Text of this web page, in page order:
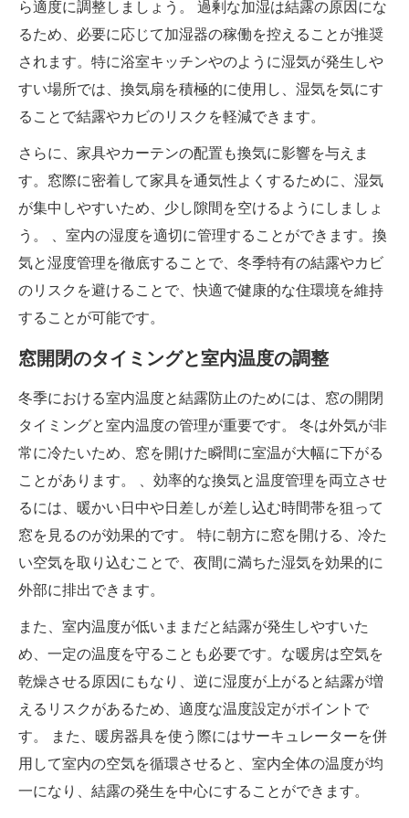
ら適度に調整しましょう。 過剰な加湿は結露の原因にな
るため、必要に応じて加湿器の稼働を控えることが推奨
されます。特に浴室キッチンやのように湿気が発生しや
すい場所では、換気扇を積極的に使用し、湿気を気にす
ることで結露やカビのリスクを軽減できます。
さらに、家具やカーテンの配置も換気に影響を与えま
す。窓際に密着して家具を通気性よくするために、湿気
が集中しやすいため、少し隙間を空けるようにしましょ
う。 、室内の湿度を適切に管理することができます。換
気と湿度管理を徹底することで、冬季特有の結露やカビ
のリスクを避けることで、快適で健康的な住環境を維持
することが可能です。
窓開閉のタイミングと室内温度の調整
冬季における室内温度と結露防止のためには、窓の開閉
タイミングと室内温度の管理が重要です。 冬は外気が非
常に冷たいため、窓を開けた瞬間に室温が大幅に下がる
ことがあります。 、効率的な換気と温度管理を両立させ
るには、暖かい日中や日差しが差し込む時間帯を狙って
窓を見るのが効果的です。 特に朝方に窓を開ける、冷た
い空気を取り込むことで、夜間に満ちた湿気を効果的に
外部に排出できます。
また、室内温度が低いままだと結露が発生しやすいた
め、一定の温度を守ることも必要です。な暖房は空気を
乾燥させる原因にもなり、逆に湿度が上がると結露が増
えるリスクがあるため、適度な温度設定がポイントで
す。 また、暖房器具を使う際にはサーキュレーターを併
用して室内の空気を循環させると、室内全体の温度が均
一になり、結露の発生を中心にすることができます。